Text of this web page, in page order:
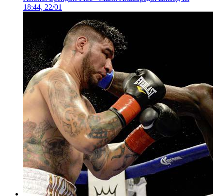
18:44, 22/01